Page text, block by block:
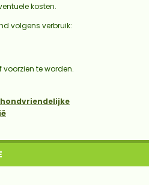
kosten.
volgens verbruik:
te worden.